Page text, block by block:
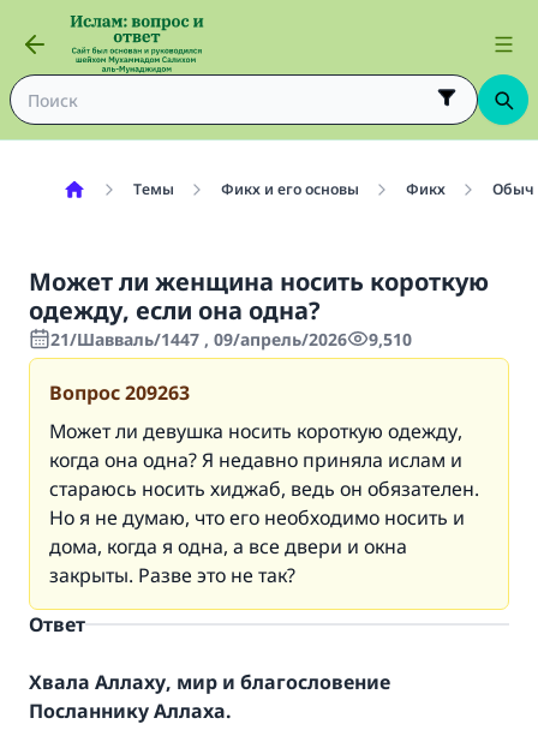
Темы Фикх и его основы Фикх
Может ли женщина носить короткую
одежду, если она одна?
21/Шавваль/1447 , 09/апрель/2026 9,510
Вопрос209263
Может ли девушка носить короткую одежду,
когда она одна? Я недавно приняла ислам и
стараюсь носить хиджаб, ведь он обязателен.
Но я не думаю, что его необходимо носить и
дома, когда я одна, а все двери и окна
закрыты. Разве это не так?
Ответ
Хвала Аллаху, мир и благословение
Посланнику Аллаха.